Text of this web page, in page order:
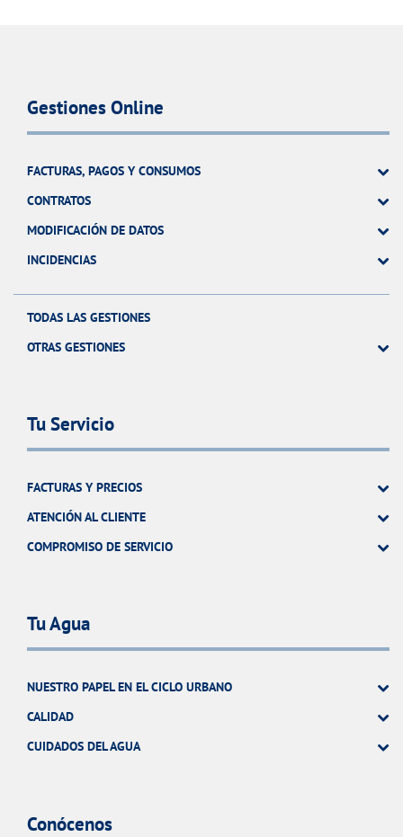
Gestiones Online
FACTURAS, PAGOS Y CONSUMOS
CONTRATOS
MODIFICACIÓN DE DATOS
INCIDENCIAS
TODAS LAS GESTIONES
OTRAS GESTIONES
Tu Servicio
FACTURAS Y PRECIOS
ATENCIÓN AL CLIENTE
COMPROMISO DE SERVICIO
Tu Agua
NUESTRO PAPEL EN EL CICLO URBANO
CALIDAD
CUIDADOS DEL AGUA
Conócenos